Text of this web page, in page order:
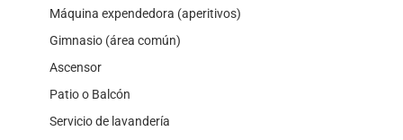
Máquina expendedora (aperitivos)
Gimnasio (área común)
Ascensor
Patio o Balcón
Servicio de lavandería